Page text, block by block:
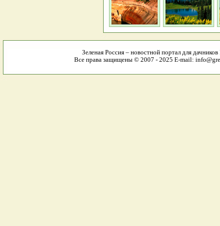
Зеленая Россия – новостной портал для
Все права защищены © 2007 - 2025 E-mail: